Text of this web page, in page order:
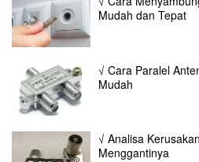
Mudah dan Tepat
√ Cara Paralel
Mudah
√ Analisa
Menggantinya